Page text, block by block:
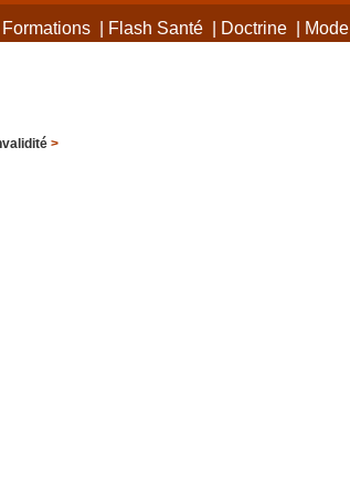
Formations| Flash Santé| Doctrine|
>